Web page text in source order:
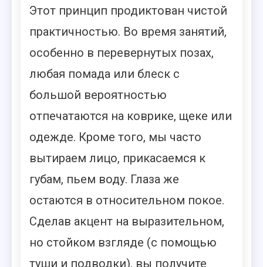
Этот принцип продиктован чистой
практичностью. Во время занятий,
особенно в перевернутых позах,
любая помада или блеск с
большой вероятностью
отпечатаются на коврике, щеке или
одежде. Кроме того, мы часто
вытираем лицо, прикасаемся к
губам, пьем воду. Глаза же
остаются в относительном покое.
Сделав акцент на выразительном,
но стойком взгляде (с помощью
туши и подводки), вы получите